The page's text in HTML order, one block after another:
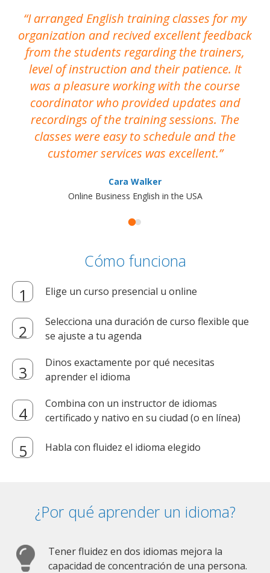
I arranged English training classes for my
organization and recived excellent feedback
from the students regarding the trainers,
level of instruction and their patience. It
was a pleasure working with the course
coordinator who provided updates and
recordings of the training sessions. The
classes were easy to schedule and the
customer services was excellent.
Cara Walker
Online Business English in the USA
Cómo funciona
Elige un curso presencial u online
Selecciona una duración de curso flexible que
se ajuste a tu agenda
Dinos exactamente por qué necesitas
aprender el idioma
Combina con un instructor de idiomas
certificado y nativo en su ciudad (o en línea)
Habla con fluidez el idioma elegido
¿Por qué aprender un idioma?
Tener fluidez en dos idiomas mejora la
capacidad de concentración de una persona.